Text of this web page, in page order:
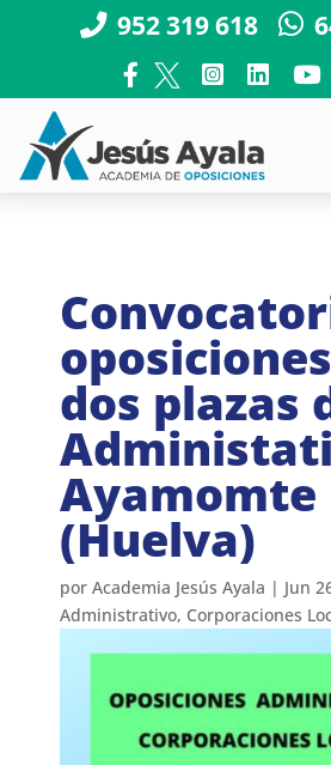
952 319 618
dos plazas
Ayamomte
(Huelva)
porAcademia Jesús Ayala | Jun
Administrativo, Corporaciones